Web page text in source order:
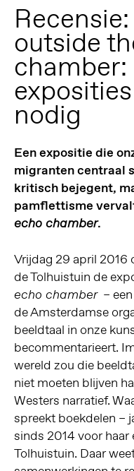
outside
chamber:
nodig
Een expositie die
migranten centraal
kritisch bejegent,
pamflettisme
echo chamber.
Vrijdag 29 april 2016
de Tolhuistuin de
echo chamber– een
de Amsterdamse
beeldtaal in onze
becommentarieert.
wereld zou die
niet moeten blijven
Westers narratief.
spreekt boekdelen –
sinds 2014 voor haar
Tolhuistuin. Daar